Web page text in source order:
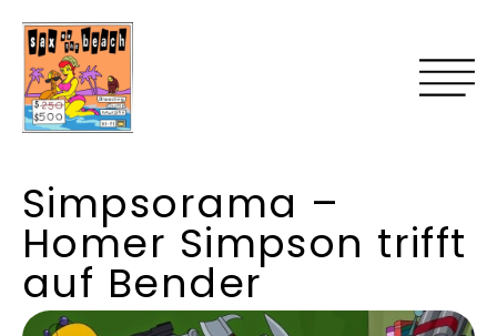
Simpsorama –
Homer Simpson trifft
auf Bender